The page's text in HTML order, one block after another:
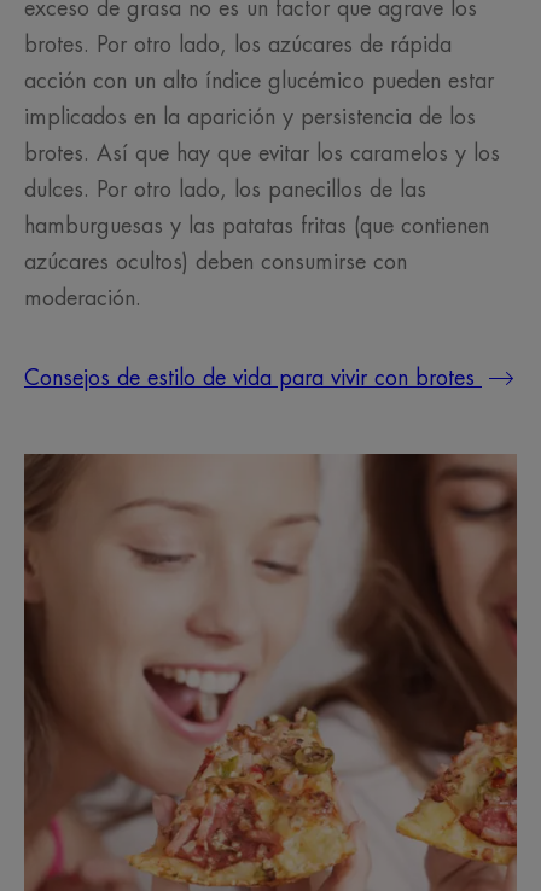
exceso de grasa no es un factor que agrave los
brotes. Por otro lado, los azúcares de rápida
acción con un alto índice glucémico pueden estar
implicados en la aparición y persistencia de los
brotes. Así que hay que evitar los caramelos y los
dulces. Por otro lado, los panecillos de las
hamburguesas y las patatas fritas (que contienen
azúcares ocultos) deben consumirse con
moderación.
Consejos de estilo de vida para vivir con brotes